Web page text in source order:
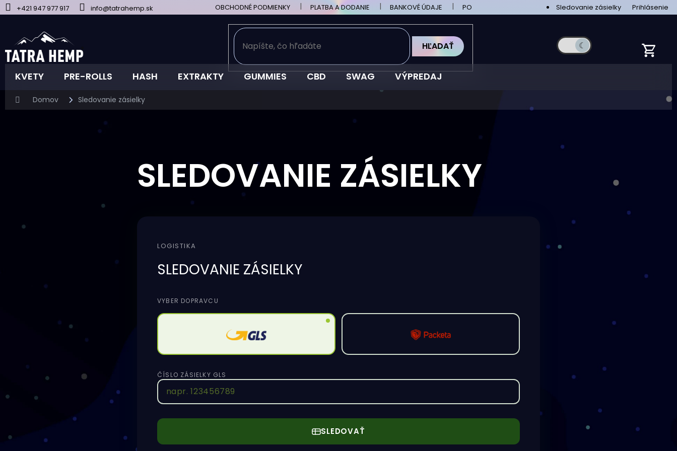
Prejsť
na
+421 947 977 917 info@tatrahemp.sk OBCHODNÉ PODMIENKY PLATBA A DODANIE BANKOVÉ ÚDAJE PODMIENKY OCHRANY OSOBNÝCH ÚDAJOV VEĽKOOBCHOD
Sledovanie zásielky Prihlásenie
HĽADAŤ
KVETY PRE-ROLLS HASH EXTRAKTY GUMMIES CBD SWAG VÝPREDAJ
Domov Sledovanie zásielky
SLEDOVANIE ZÁSIELKY
LOGISTIKA
SLEDOVANIE ZÁSIELKY
VYBER DOPRAVCU
ČÍSLO ZÁSIELKY GLS
SLEDOVAŤ